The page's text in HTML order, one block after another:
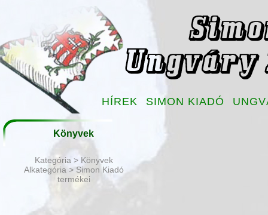
HÍREK SIMON KIADÓ
Könyvek
Kategória > Könyvek
Alkategória > Simon Kiadó
termékei